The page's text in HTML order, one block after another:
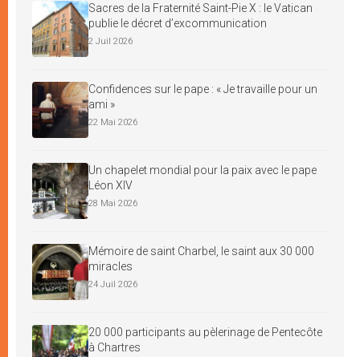
Sacres de la Fraternité Saint-Pie X : le Vatican
publie le décret d’excommunication
2 Juil 2026
Confidences sur le pape : « Je travaille pour un
ami »
22 Mai 2026
Un chapelet mondial pour la paix avec le pape
Léon XIV
28 Mai 2026
Mémoire de saint Charbel, le saint aux 30 000
miracles
24 Juil 2026
20 000 participants au pèlerinage de Pentecôte
à Chartres